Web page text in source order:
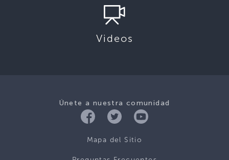
Videos
Únete a nuestra comunidad
Mapa del Sitio